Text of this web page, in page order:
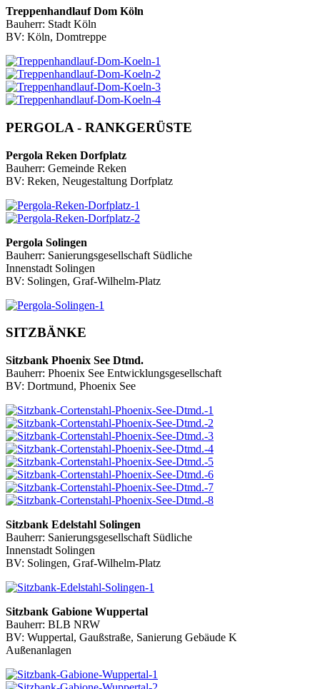
Treppenhandlauf Dom Köln
Bauherr: Stadt Köln
BV: Köln, Domtreppe
PERGOLA - RANKGERÜSTE
Pergola Reken Dorfplatz
Bauherr: Gemeinde Reken
BV: Reken, Neugestaltung Dorfplatz
Pergola Solingen
Bauherr: Sanierungsgesellschaft Südliche
Innenstadt Solingen
BV: Solingen, Graf-Wilhelm-Platz
SITZBÄNKE
Sitzbank Phoenix See Dtmd.
Bauherr: Phoenix See Entwicklungsgesellschaft
BV: Dortmund, Phoenix See
Sitzbank Edelstahl Solingen
Bauherr: Sanierungsgesellschaft Südliche
Innenstadt Solingen
BV: Solingen, Graf-Wilhelm-Platz
Sitzbank Gabione Wuppertal
Bauherr: BLB NRW
BV: Wuppertal, Gaußstraße, Sanierung Gebäude K
Außenanlagen